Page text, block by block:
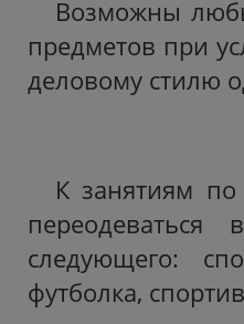
Возможны
предметов при
деловому стилю
К занятиям
следующего:
футболка,